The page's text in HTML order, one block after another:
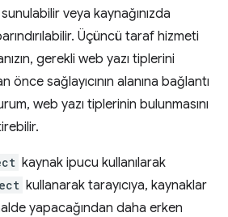
veya kaynağınızda
Üçüncü taraf hizmeti
gerekli web yazı tiplerini
sağlayıcının alanına bağlantı
web yazı tiplerinin bulunmasını
kaynak ipucu kullanılarak
kullanarak tarayıcıya, kaynaklar
yapacağından daha erken